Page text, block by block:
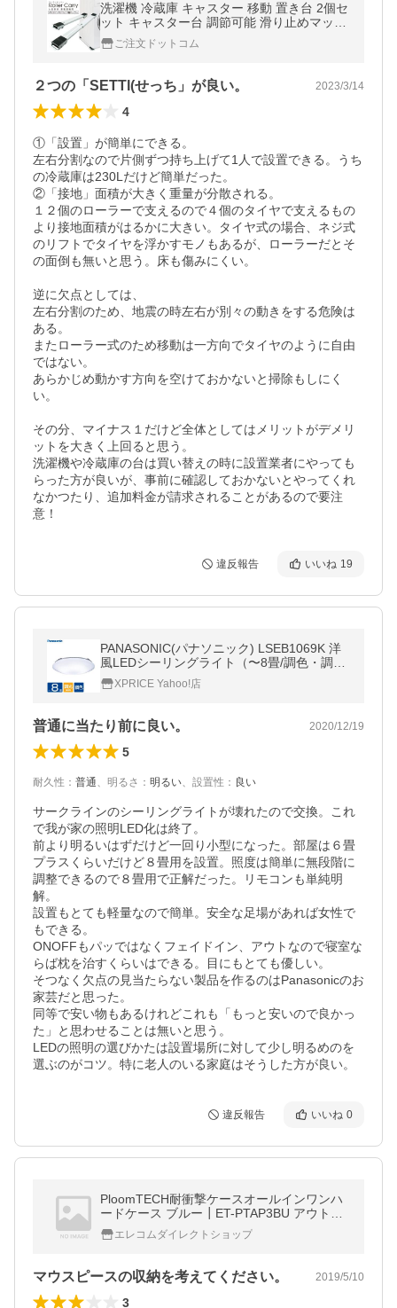
洗濯機 冷蔵庫 キャスター 移動 置き台 2個セ
ット キャスター台 調節可能 滑り止めマット
ランドリーラック roller-carry
ご注文ドットコム
２つの「SETTI(せっち」が良い。 2023/3/14
4
①「設置」が簡単にできる。
左右分割なので片側ずつ持ち上げて1人で設置できる。うち
の冷蔵庫は230Lだけど簡単だった。
②「接地」面積が大きく重量が分散される。
１２個のローラーで支えるので４個のタイヤで支えるもの
より接地面積がはるかに大きい。タイヤ式の場合、ネジ式
のリフトでタイヤを浮かすモノもあるが、ローラーだとそ
の面倒も無いと思う。床も傷みにくい。
逆に欠点としては、
左右分割のため、地震の時左右が別々の動きをする危険は
ある。
またローラー式のため移動は一方向でタイヤのように自由
ではない。
あらかじめ動かす方向を空けておかないと掃除もしにく
い。
その分、マイナス１だけど全体としてはメリットがデメリ
ットを大きく上回ると思う。
洗濯機や冷蔵庫の台は買い替えの時に設置業者にやっても
らった方が良いが、事前に確認しておかないとやってくれ
なかつたり、追加料金が請求されることがあるので要注
意！
違反報告 いいね 19
PANASONIC(パナソニック) LSEB1069K 洋
風LEDシーリングライト（〜8畳/調色・調
光）リモコン付き サークルタイプ
XPRICE Yahoo!店
普通に当たり前に良い。 2020/12/19
5
耐久性 ： 普通、 明るさ ： 明るい、 設置性 ： 良い
サークラインのシーリングライトが壊れたので交換。これ
で我が家の照明LED化は終了。
前より明るいはずだけど一回り小型になった。部屋は６畳
プラスくらいだけど８畳用を設置。照度は簡単に無段階に
調整できるので８畳用で正解だった。リモコンも単純明
解。
設置もとても軽量なので簡単。安全な足場があれば女性で
もできる。
ONOFFもパッではなくフェイドイン、アウトなので寝室な
らば枕を治すくらいはできる。目にもとても優しい。
そつなく欠点の見当たらない製品を作るのはPanasonicのお
家芸だと思った。
同等で安い物もあるけれどこれも「もっと安いので良かっ
た」と思わせることは無いと思う。
LEDの照明の選びかたは設置場所に対して少し明るめのを
選ぶのがコツ。特に老人のいる家庭はそうした方が良い。
違反報告 いいね 0
PloomTECH耐衝撃ケースオールインワンハ
ードケース ブルー┃ET-PTAP3BU アウトレ
ット エレコム わけあり
エレコムダイレクトショップ
マウスピースの収納を考えてください。 2019/5/10
3